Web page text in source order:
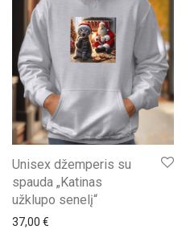
Unisex džemperis su
spauda „Katinas
užklupo senelį“
37,00 €